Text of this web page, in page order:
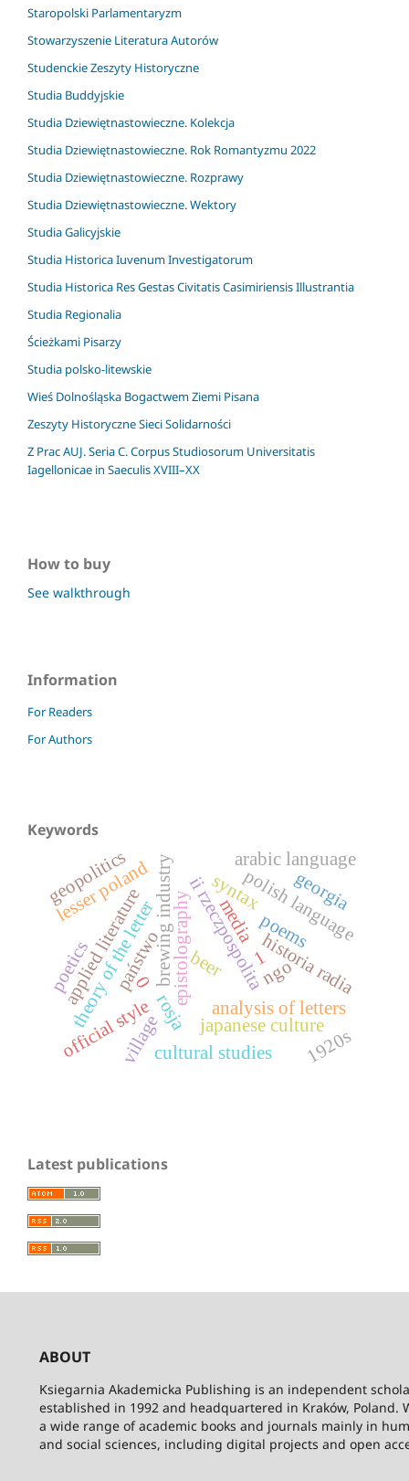
Staropolski Parlamentaryzm
Stowarzyszenie Literatura Autorów
Studenckie Zeszyty Historyczne
Studia Buddyjskie
Studia Dziewiętnastowieczne. Kolekcja
Studia Dziewiętnastowieczne. Rok Romantyzmu 2022
Studia Dziewiętnastowieczne. Rozprawy
Studia Dziewiętnastowieczne. Wektory
Studia Galicyjskie
Studia Historica Iuvenum Investigatorum
Studia Historica Res Gestas Civitatis Casimiriensis Illustrantia
Studia Regionalia
Ścieżkami Pisarzy
Studia polsko-litewskie
Wieś Dolnośląska Bogactwem Ziemi Pisana
Zeszyty Historyczne Sieci Solidarności
Z Prac AUJ. Seria C. Corpus Studiosorum Universitatis
Iagellonicae in Saeculis XVIII–XX
How to buy
See walkthrough
Information
For Readers
For Authors
Keywords
brewing industry beer
theory of the letterepistolography
applied literature analysis of letters
historia radia
ii rzeczpospolita
media
państwo
0
syntaxpolish language
rosja
official style
village
lesser poland
poetics
poems
arabic language
georgia
1
geopolitics
japanese culture
cultural studies
1920s
ngo
Latest publications
ABOUT
Ksiegarnia Akademicka Publishing is an independent
established in 1992 and headquartered in Kraków, Poland.
a wide range of academic books and journals mainly in
and social sciences, including digital projects and open